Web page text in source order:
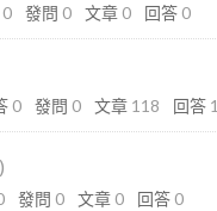
0 發問 0 文章 0 回答 0
0 發問 0 文章 118 回答 1
)
發問 0 文章 0 回答 0